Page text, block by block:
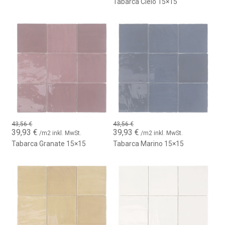
war:
ist:
43,56€
Ursprünglicher
Preis
war:
39,93€ Aktueller
Preis
ist:
/m2 inkl. MwSt.
Tabarca Granate 15×15
43,56€
Ursprünglicher
Preis
war:
39,93 € Aktueller
Preis
ist:
/m2 inkl. MwSt.
Tabarca Marino 15×15